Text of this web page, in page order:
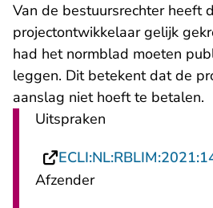
Van de bestuursrechter heeft
projectontwikkelaar gelijk
had het normblad moeten
leggen. Dit betekent dat de
aanslag niet hoeft te betalen.
Uitspraken
Afzender